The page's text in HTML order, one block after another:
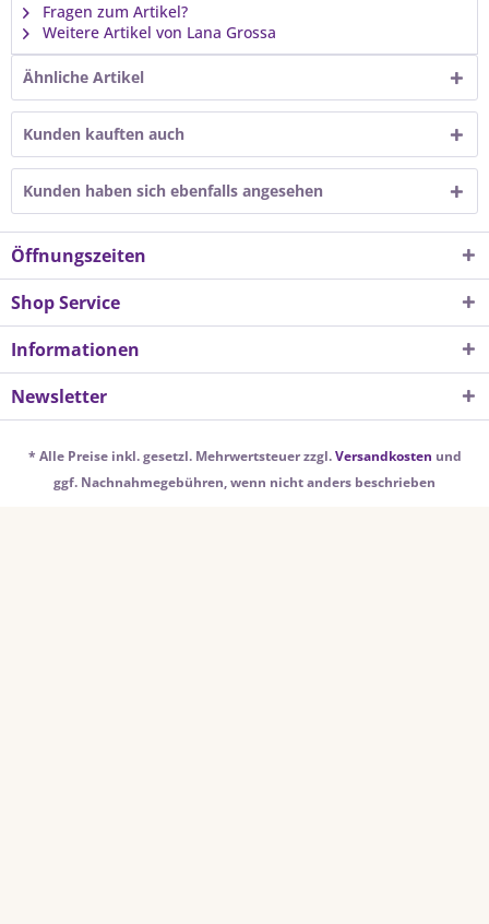
Fragen zum Artikel?
Weitere Artikel von Lana Grossa
Ähnliche Artikel
Kunden kauften auch
Kunden haben sich ebenfalls angesehen
Öffnungszeiten
Shop Service
Informationen
Newsletter
* Alle Preise inkl. gesetzl. Mehrwertsteuer zzgl.Versandkosten und
ggf. Nachnahmegebühren, wenn nicht anders beschrieben